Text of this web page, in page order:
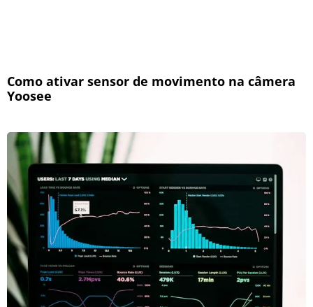
Como ativar sensor de movimento na câmera
Yoosee